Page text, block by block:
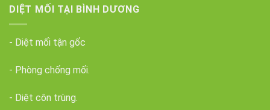
DIỆT MỐI TẠI BÌNH DƯƠNG
- Diệt mối tận gốc
- Phòng chống mối.
- Diệt côn trùng.